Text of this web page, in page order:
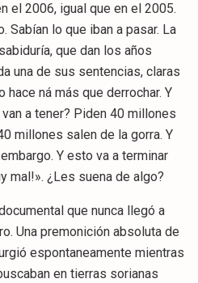
el 2006, igual que en el 2005.
Sabían lo que iban a pasar. La
que dan los años
una de sus sentencias, claras
hace ná más que derrochar. Y
a tener? Piden 40 millones
millones salen de la gorra. Y
Y esto va a terminar
mal!». ¿Les suena de algo?
que nunca llegó a
Una premonición absoluta de
espontaneamente mientras
en tierras sorianas